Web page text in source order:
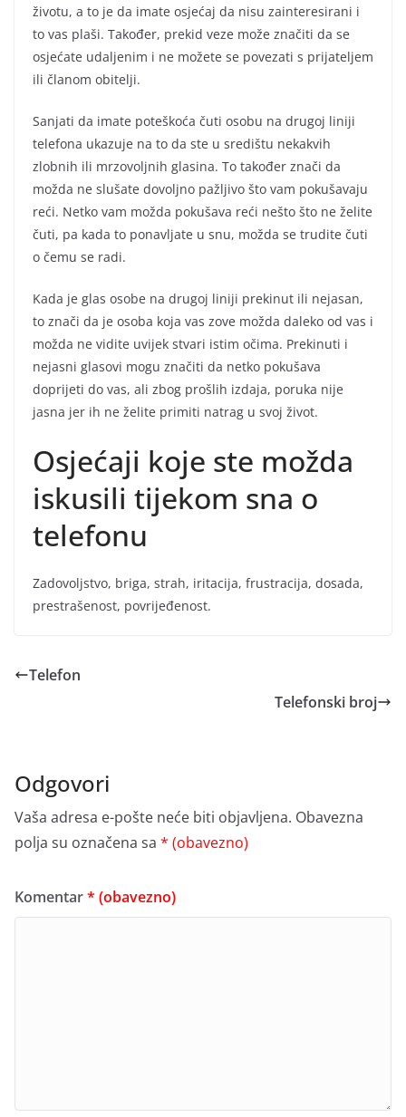
životu, a to je da imate osjećaj da nisu zainteresirani i
to vas plaši. Također, prekid veze može značiti da se
osjećate udaljenim i ne možete se povezati s prijateljem
ili članom obitelji.
Sanjati da imate poteškoća čuti osobu na drugoj liniji
telefona ukazuje na to da ste u središtu nekakvih
zlobnih ili mrzovoljnih glasina. To također znači da
možda ne slušate dovoljno pažljivo što vam pokušavaju
reći. Netko vam možda pokušava reći nešto što ne želite
čuti, pa kada to ponavljate u snu, možda se trudite čuti
o čemu se radi.
Kada je glas osobe na drugoj liniji prekinut ili nejasan,
to znači da je osoba koja vas zove možda daleko od vas i
možda ne vidite uvijek stvari istim očima. Prekinuti i
nejasni glasovi mogu značiti da netko pokušava
doprijeti do vas, ali zbog prošlih izdaja, poruka nije
jasna jer ih ne želite primiti natrag u svoj život.
Osjećaji koje ste možda
iskusili tijekom sna o
telefonu
Zadovoljstvo, briga, strah, iritacija, frustracija, dosada,
prestrašenost, povrijeđenost.
Telefon
Telefonski broj
Odgovori
Vaša adresa e-pošte neće biti objavljena. Obavezna
polja su označena sa * (obavezno)
Komentar* (obavezno)